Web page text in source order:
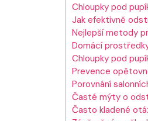
Chloupky pod
Jak efektivně
Nejlepší metody
Domácí
Chloupky pod
Prevence
Porovnání
Časté mýty o
Často kladené